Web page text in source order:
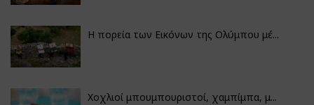
Η πορεία των Εικόνων της Ολύμπου μέ...
Χοχλιοί μπουμπουριστοί, χαμπίμπα, μ...